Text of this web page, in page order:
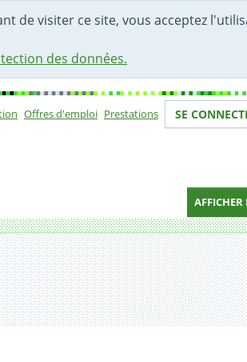
de visiter ce site, vous acceptez
des données.
Offres d'emploi Prestations Votre
SE
AFFICHER